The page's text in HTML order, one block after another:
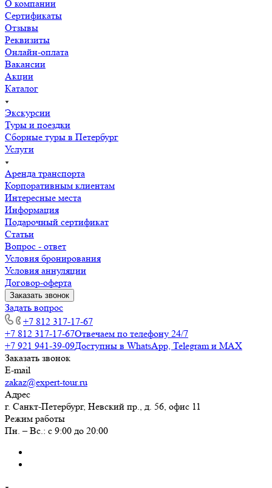
О компании
Сертификаты
Отзывы
Реквизиты
Онлайн-оплата
Вакансии
Акции
Каталог
Экскурсии
Туры и поездки
Сборные туры в Петербург
Услуги
Аренда транспорта
Корпоративным клиентам
Интересные места
Информация
Подарочный сертификат
Статьи
Вопрос - ответ
Условия бронирования
Условия аннуляции
Договор-оферта
Заказать звонок
Задать вопрос
+7 812 317-17-67
+7 812 317-17-67Отвечаем по телефону 24/7
+7 921 941-39-09Доступны в WhatsApp, Telegram и MAX
Заказать звонок
E-mail
zakaz@expert-tour.ru
Адрес
г. Санкт-Петербург, Невский пр., д. 56, офис 11
Режим работы
Пн. – Вс.: с 9:00 до 20:00